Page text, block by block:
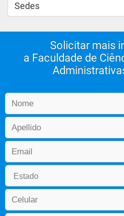
Sedes
Solicitar mais
a Faculdade de